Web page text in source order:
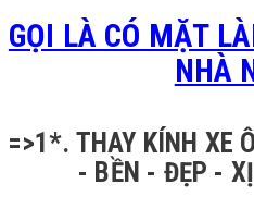
GỌI LÀ CÓ MẶT
NHÀ
=>1*. THAY KÍNH XE
- BỀN - ĐẸP -